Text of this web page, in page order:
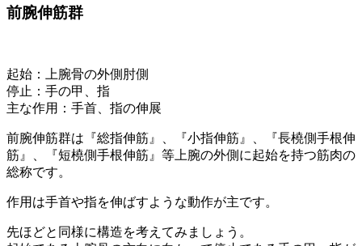
前腕伸筋群
起始 ：上腕骨の外側肘側
停止 ：手の甲、指
主な作用 ：手首、指の伸展
前腕伸筋群は 『総指伸筋』 『小指伸筋』
『長橈側手根伸
筋』
『短橈側手根伸筋』 等上腕の外側に起始を持つ筋肉の
総称です。
作用 は手首や指を伸ばすような動作が主です。
先ほどと同様に構造を考えてみましょう。